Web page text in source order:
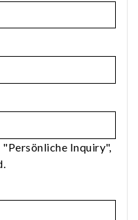
Inquiry",